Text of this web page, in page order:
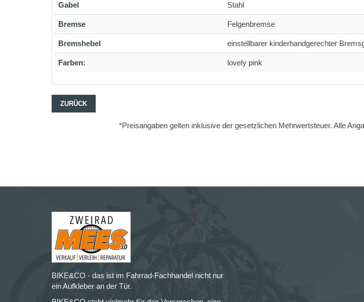
Gabel Stahl
Bremse Felgenbremse
Bremshebel einstellbarer kinderhandgerechter
Farben: lovely pink
ZURÜCK
*Preisangaben gelten inklusive der gesetzlichen Mehrwertsteuer. Alle
BIKE&CO - das ist im Fahrrad-Fachhandel nicht nur
ein Aufkleber an der Tür.